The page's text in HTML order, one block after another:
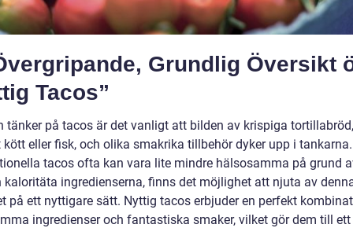
Grundlig Översikt
Tacos”
tänker på tacos är det vanligt att bilden av krispiga tortillabröd,
eller fisk, och olika smakrika tillbehör dyker upp i
tacos ofta kan vara lite mindre hälsosamma på grund
kaloritäta ingredienserna, finns det möjlighet att njuta av
på ett nyttigare sätt. Nyttig tacos erbjuder en perfekt
ingredienser och fantastiska smaker, vilket gör dem till